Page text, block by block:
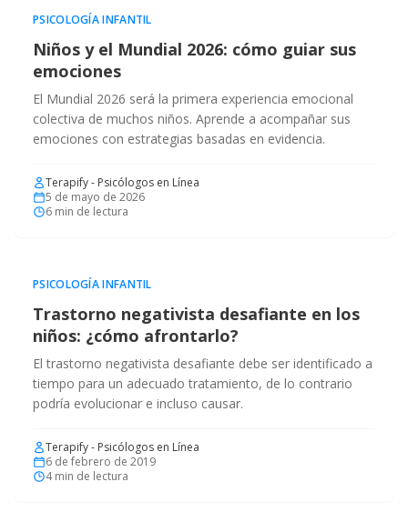
PSICOLOGÍA INFANTIL
Niños y el Mundial 2026: cómo guiar sus
emociones
El Mundial 2026 será la primera experiencia emocional
colectiva de muchos niños. Aprende a acompañar sus
emociones con estrategias basadas en evidencia.
Terapify - Psicólogos en Línea
5 de mayo de 2026
6 min de lectura
PSICOLOGÍA INFANTIL
Trastorno negativista desafiante en los
niños: ¿cómo afrontarlo?
El trastorno negativista desafiante debe ser identificado a
tiempo para un adecuado tratamiento, de lo contrario
podría evolucionar e incluso causar.
Terapify - Psicólogos en Línea
6 de febrero de 2019
4min de lectura